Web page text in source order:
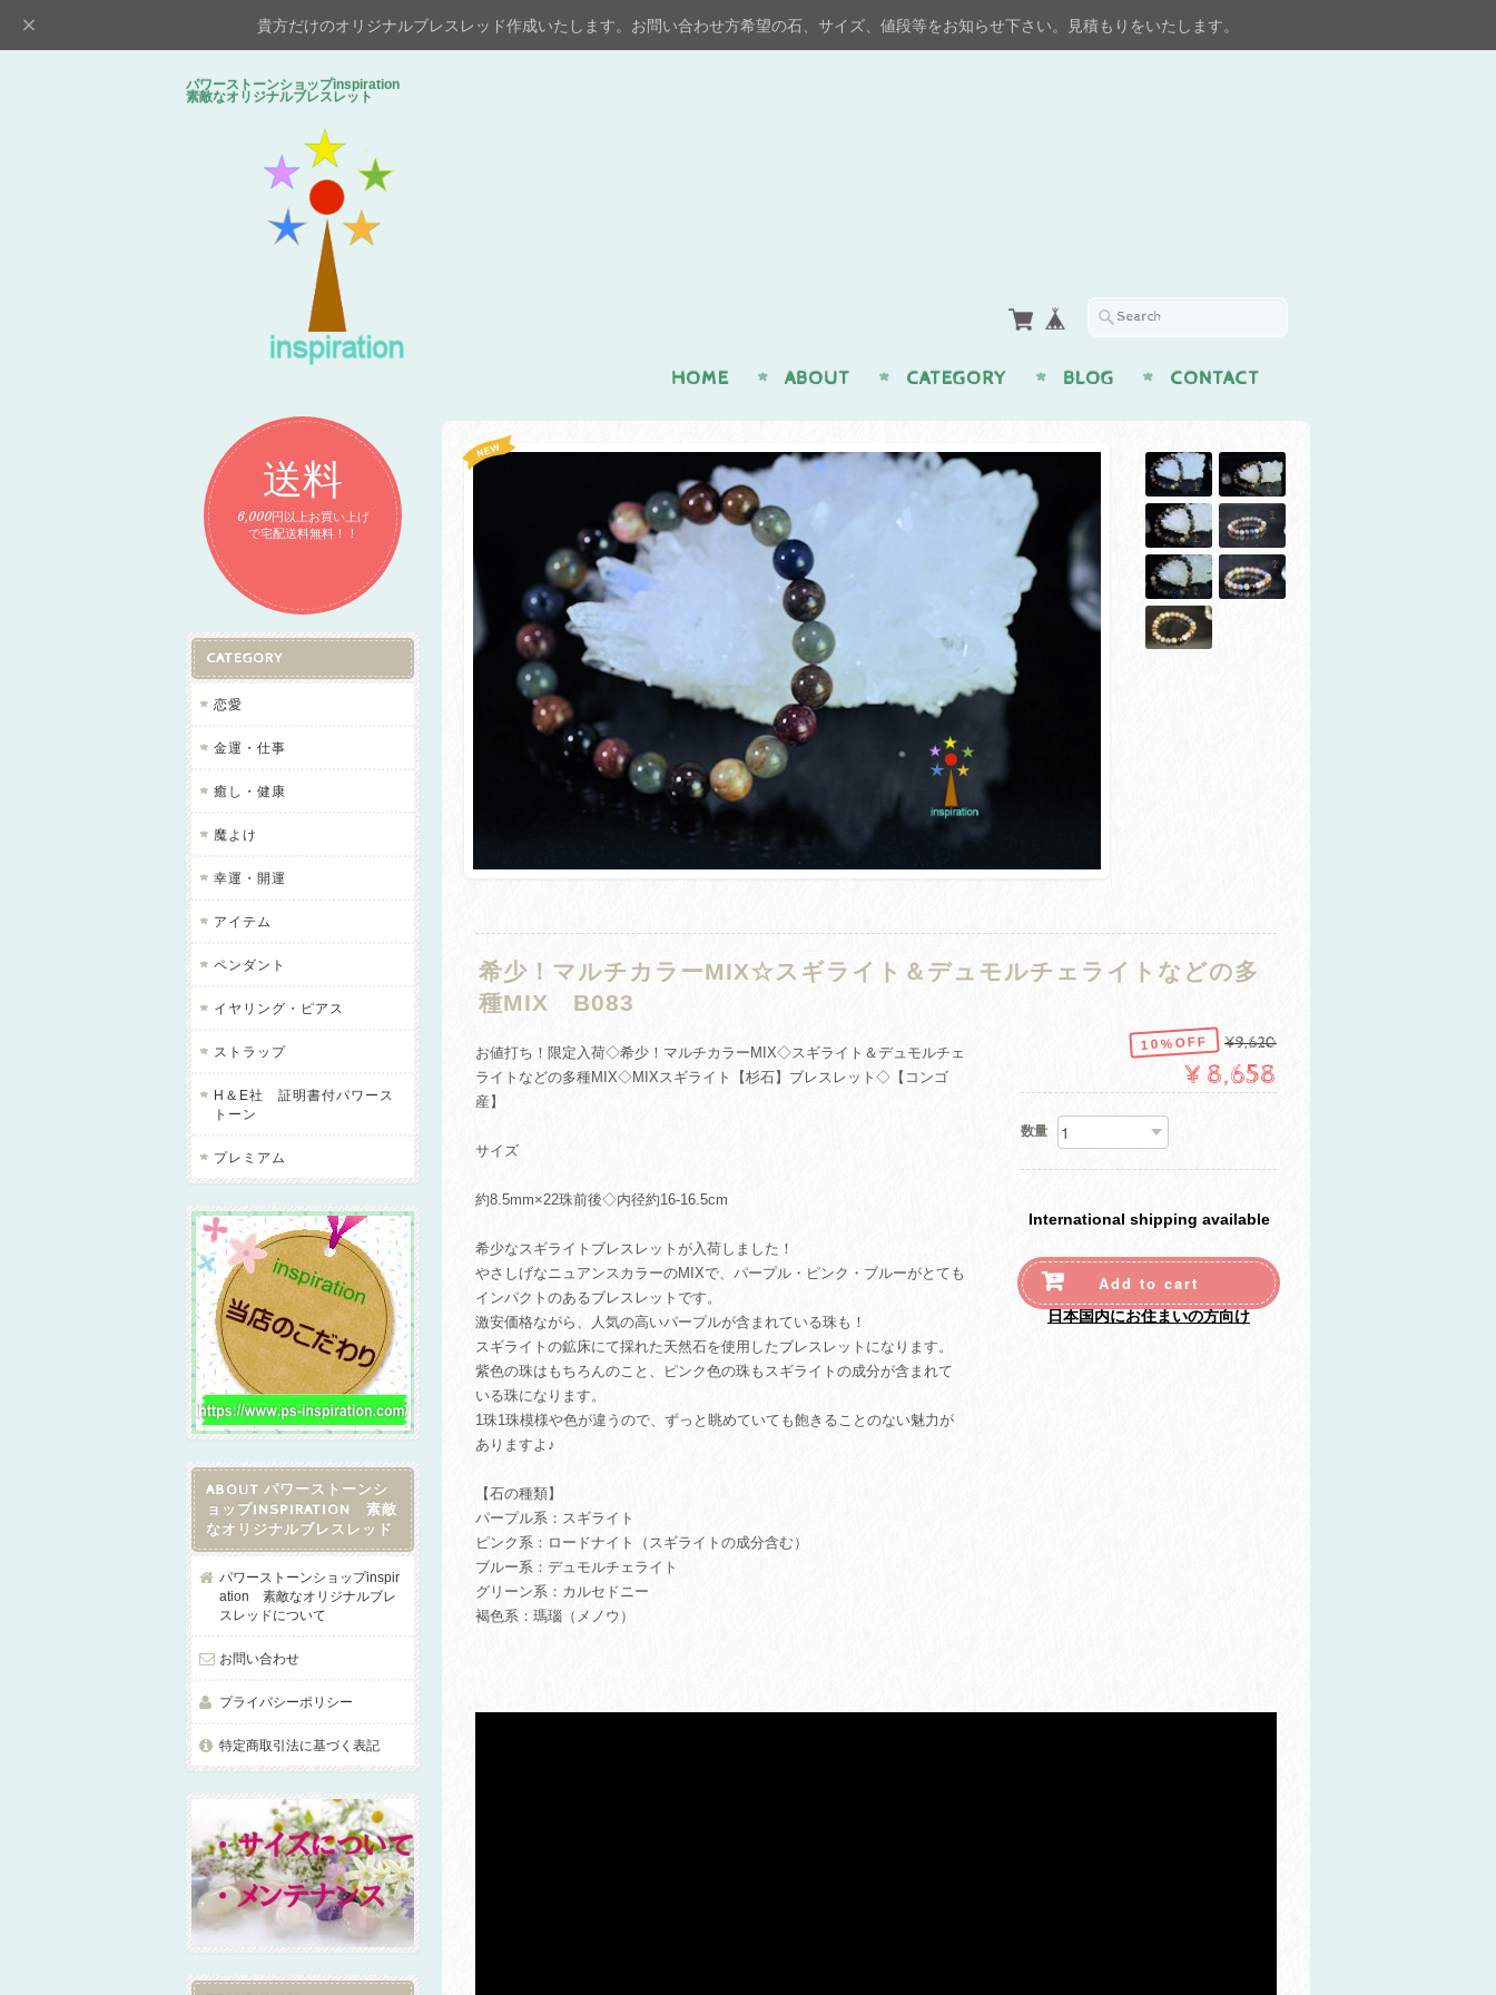
貴方だけのオリジナルブレスレッド作成いたします。お問い合わせ方希望の石、サイズ、値段等をお知らせ下さい。見積もりをいたします。
パワーストーンショップinspiration
素敵なオリジナルブレスレット
HOME ABOUT CATEGORY BLOG CONTACT
希少！マルチカラーMIX☆スギライト＆デュモルチェライトなどの多
種MIX B083
お値打ち！限定入荷◇希少！マルチカラーMIX◇スギライト＆デュモルチェ
ライトなどの多種MIX◇MIXスギライト【杉石】ブレスレット◇【コンゴ
産】
サイズ
約8.5mm×22珠前後◇内径約16-16.5cm
希少なスギライトブレスレットが入荷しました！
やさしげなニュアンスカラーのMIXで、パープル・ピンク・ブルーがとても
インパクトのあるブレスレットです。
激安価格ながら、人気の高いパープルが含まれている珠も！
スギライトの鉱床にて採れた天然石を使用したブレスレットになります。
紫色の珠はもちろんのこと、ピンク色の珠もスギライトの成分が含まれて
いる珠になります。
1珠1珠模様や色が違うので、ずっと眺めていても飽きることのない魅力が
ありますよ♪
【石の種類】
パープル系：スギライト
ピンク系：ロードナイト（スギライトの成分含む）
ブルー系：デュモルチェライト
グリーン系：カルセドニー
褐色系：瑪瑙（メノウ）
10%OFF ¥9,620
¥8,658
数量
International shipping available
Add to cart
日本国内にお住まいの方向け
送料
6,000円以上お買い上げ
で宅配送料無料！！
CATEGORY
恋愛
金運・仕事
癒し・健康
魔よけ
幸運・開運
アイテム
ペンダント
イヤリング・ピアス
ストラップ
H＆E社 証明書付パワース
トーン
プレミアム
ABOUT パワーストーンシ
ョップINSPIRATION 素敵
なオリジナルブレスレッド
パワーストーンショップinspir
ation 素敵なオリジナルブレ
スレッドについて
お問い合わせ
プライバシーポリシー
特定商取引法に基づく表記